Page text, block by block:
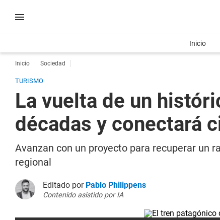
Inicio
Inicio Sociedad
TURISMO
La vuelta de un
décadas y conectará
Avanzan con un proyecto para recuperar un
regional
Editado por Pablo Philippens
Contenido asistido por IA